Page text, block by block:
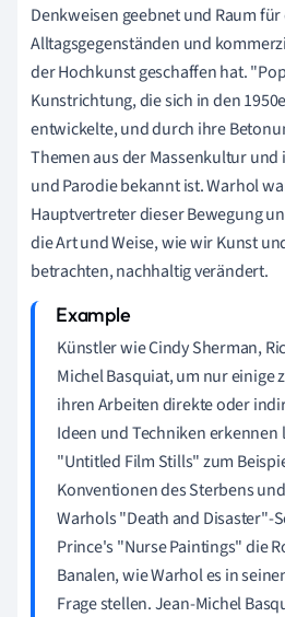
Denkweisen geebnet und Raum
Alltagsgegenständen und
der Hochkunst geschaffen hat.
Kunstrichtung, die sich in den
entwickelte, und durch ihre
Themen aus der Massenkultur
und Parodie bekannt ist. Warhol
Hauptvertreter dieser Bewegung
die Art und Weise, wie wir Kunst
betrachten, nachhaltig verändert.
Künstler wie Cindy Sherman,
Michel Basquiat, um nur einige
ihren Arbeiten direkte oder
Ideen und Techniken erkennen
"Untitled Film Stills" zum
Konventionen des Sterbens
Warhols "Death and Disaster"-
Prince's "Nurse Paintings" die
Banalen, wie Warhol es in
Frage stellen. Jean-Michel